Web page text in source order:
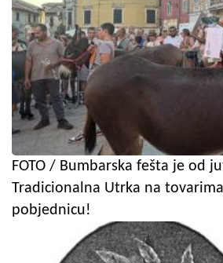
FOTO / Bumbarska fešta je od
Tradicionalna Utrka na
pobjednicu!